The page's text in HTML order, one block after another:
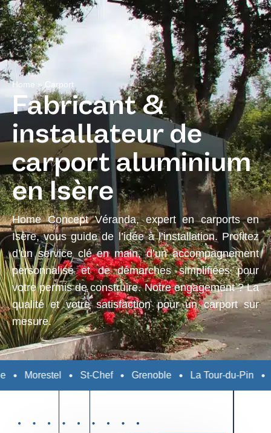
Skip
to
content
Menu
DEVIS GRATUIT
Home » Carport
Fabricant &
installateur de
carport aluminium
en Isère
Home Concept Véranda, expert en carports en
Isère, vous guide de l’idée à l’installation. Profitez
d’un service clé en main, d’un accompagnement
personnalisé et de démarches simplifiées pour
votre permis de construire. Notre engagement ? La
qualité et votre satisfaction pour un carport sur
mesure.
St-Chef Grenoble La Tour-du-Pin L'Isle-d'Abeau